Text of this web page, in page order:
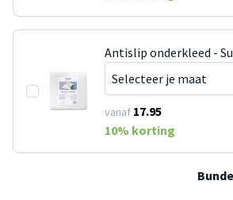
Antislip onderkleed -
vanaf 17.95
10% korting